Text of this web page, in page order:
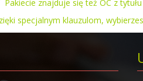
Pakiecie znajduje się też OC z
specjalnym klauzulom,